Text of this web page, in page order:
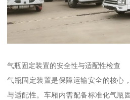
气瓶固定装置的安全性与适配性检查​
气瓶固定装置是保障运输安全的核心
与适配性。车厢内需配备标准化气瓶